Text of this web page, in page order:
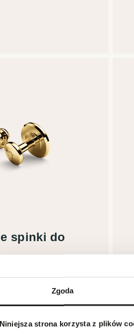
Zgoda
Niniejsza strona korzysta z plików
spinki do